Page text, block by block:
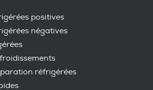
positives
négatives
réfrigérées